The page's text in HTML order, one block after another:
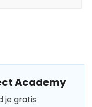
Academy
je gratis